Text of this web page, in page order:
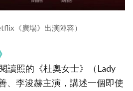
《廣場》出演陣容）
讀照的《杜奧女士》（Lady
、李浚赫主演，講述一個即使